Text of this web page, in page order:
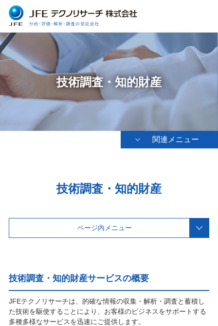
技術調査・知的財産
関連メニュー
技術調査・知的財産
ページ内メニュー
技術調査・知的財産サービスの概要
JFEテクノリサーチは、的確な情報の収集・解析・調査と蓄積し
た技術を駆使することにより、お客様のビジネスをサポートする
多種多様なサービスを迅速にご提供します。